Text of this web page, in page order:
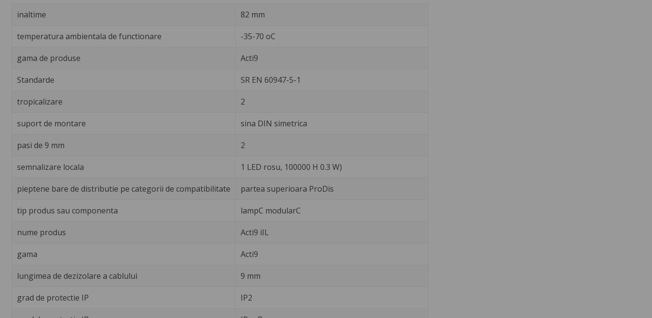
inaltime 82 mm
temperatura ambientala de functionare -35-70 oC
gama de produse Acti9
Standarde SR EN 60947-5-1
tropicalizare 2
suport de montare sina DIN simetrica
pasi de 9 mm 2
semnalizare locala 1 LED rosu, 100000 H 0.3 W)
pieptene bare de distributie pe categorii de compatibilitate partea superioara ProDis
tip produs sau componenta lampC modularC
nume produs Acti9 iIL
gama Acti9
lungimea de dezizolare a cablului 9 mm
grad de protectie IP IP2